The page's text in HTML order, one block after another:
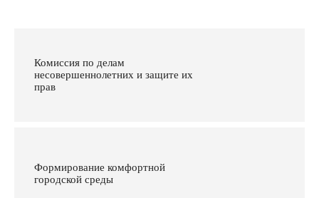
Комиссия по делам
несовершеннолетних и защите их
прав
Формирование комфортной
городской среды